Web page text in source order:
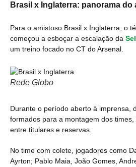
Brasil x Inglaterra: panorama do
Para o amistoso Brasil x Inglaterra, o
começou a esboçar a escalação da
um treino focado no CT do Arsenal.
Rede Globo
Durante o período aberto à imprensa,
formados para a montagem dos
entre titulares e reservas.
No time com colete, jogadores como
Ayrton; Pablo Maia, João Gomes,